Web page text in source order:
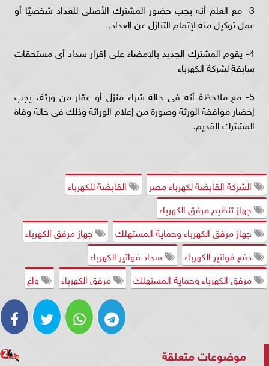
3- مع العلم أنه يجب حضور المشترك الأصلى للعداد شخصيًا أو
عمل توكيل منه لإتمام التنازل عن العداد.
4- يقوم المشترك الجديد بالإمضاء على إقرار سداد أى مستحقات
سابقة لشركة الكهرباء
5- مع ملاحظة أنه فى حالة شراء منزل أو عقار من ورثة، يجب
إحضار موافقة الورثة وصورة من إعلام الوراثة وذلك فى حالة وفاة
المشترك القديم.
الشركة القابضة لكهرباء مصر
القابضة للكهرباء
جهاز تنظيم مرفق الكهرباء
جهاز مرفق الكهرباء وحماية المستهلك
جهاز مرفق الكهرباء
دفع فواتير الكهرباء
سداد فواتير الكهرباء
مرفق الكهرباء وحماية المستهلك
مرفق الكهرباء واع
موضوعات متعلقة